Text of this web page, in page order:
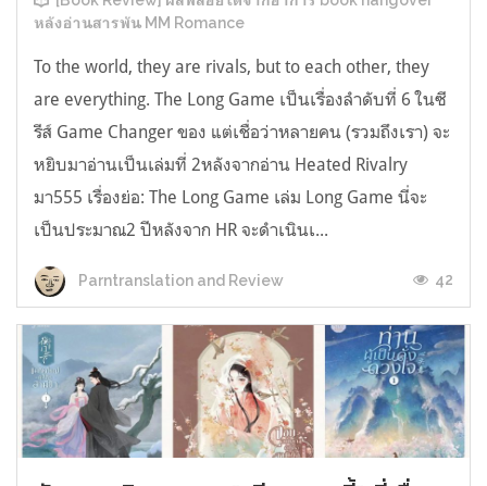
หลังอ่านสารพัน MM Romance
To the world, they are rivals, but to each other, they
are everything. The Long Game เป็นเรื่องลำดับที่ 6 ในซี
รีส์ Game Changer ของ แต่เชื่อว่าหลายคน (รวมถึงเรา) จะ
หยิบมาอ่านเป็นเล่มที่ 2หลังจากอ่าน Heated Rivalry
มา555 เรื่องย่อ: The Long Game เล่ม Long Game นี่จะ
เป็นประมาณ2 ปีหลังจาก HR จะดำเนินเ...
Parntranslation and Review 42